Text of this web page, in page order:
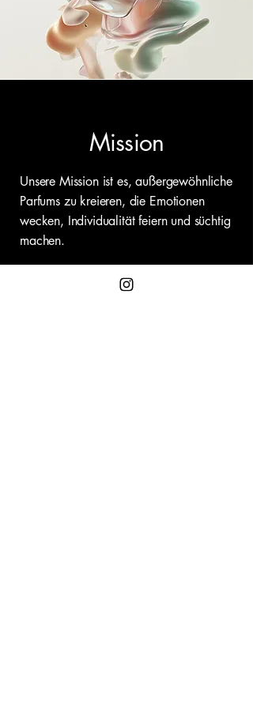
Mission
Unsere Mission ist es, außergewöhnliche
Parfums zu kreieren, die Emotionen
wecken, Individualität feiern und süchtig
machen.
Wir verbinden höchste Duftkunst mit